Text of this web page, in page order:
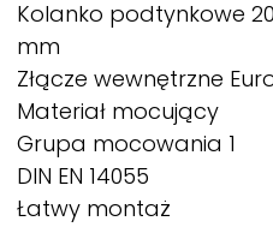
Kolanko podtynkowe
mm
Złącze wewnętrzne
Materiał mocujący
Grupa mocowania 1
DIN EN 14055
Łatwy montaż